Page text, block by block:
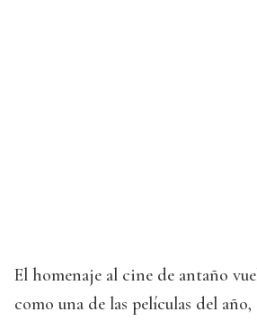
El homenaje al cine de antaño
como una de las películas del